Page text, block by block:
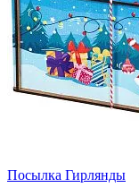
Посылка Гирлянды